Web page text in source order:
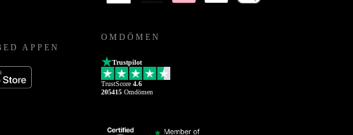
APPEN
OMDÖMEN
Trustpilot
TrustScore 4.6
205415 Omdömen